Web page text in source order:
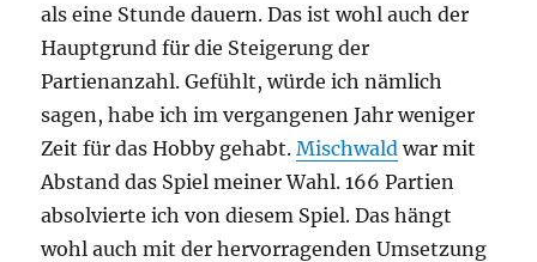
als eine Stunde dauern. Das ist wohl auch der
Hauptgrund für die Steigerung der
Partienanzahl. Gefühlt, würde ich nämlich
sagen, habe ich im vergangenen Jahr weniger
Zeit für das Hobby gehabt.Mischwald war mit
Abstand das Spiel meiner Wahl. 166 Partien
absolvierte ich von diesem Spiel. Das hängt
wohl auch mit der hervorragenden Umsetzung